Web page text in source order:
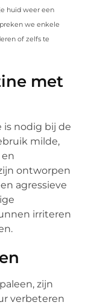
huid weer een
we enkele
of zelfs te
met
nodig bij de
milde,
ontworpen
agressieve
irriteren
zijn
verbeteren